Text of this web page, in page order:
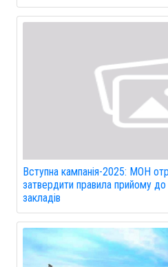
Вступна кампанія-2025: МОН
затвердити правила прийому
закладів